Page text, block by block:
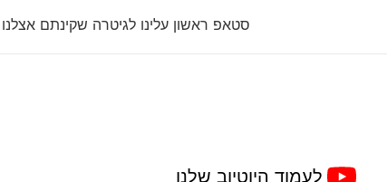
סטאפ ראשון עלינו לגיטרה שקינתם
לעמוד היוטיוב שלנו